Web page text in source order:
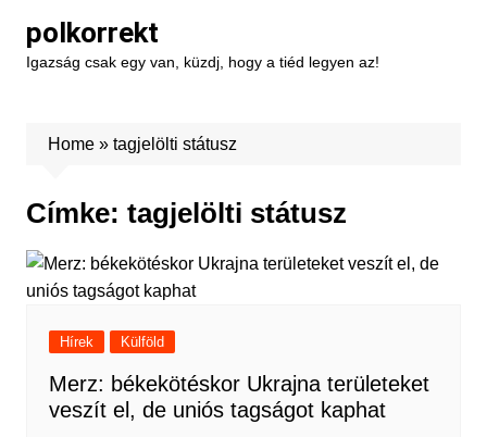
content
polkorrekt
Igazság csak egy van, küzdj, hogy a tiéd legyen az!
Home» tagjelölti státusz
Címke: tagjelölti státusz
Hírek Külföld
Merz: békekötéskor Ukrajna területeket
veszít el, de uniós tagságot kaphat